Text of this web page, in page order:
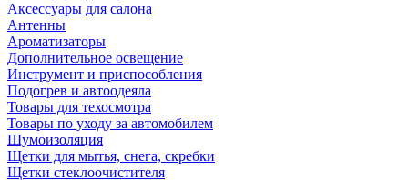
Аксессуары для салона
Антенны
Ароматизаторы
Дополнительное освещение
Инструмент и приспособления
Подогрев и автоодеяла
Товары для техосмотра
Товары по уходу за автомобилем
Шумоизоляция
Щетки для мытья, снега, скребки
Щетки стеклоочистителя